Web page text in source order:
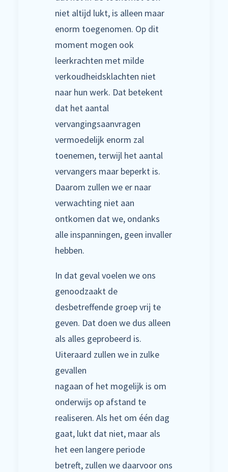
niet altijd lukt, is alleen maar
enorm toegenomen. Op dit
moment mogen ook
leerkrachten met milde
verkoudheidsklachten niet
naar hun werk. Dat betekent
dat het aantal
vervangingsaanvragen
vermoedelijk enorm zal
toenemen, terwijl het aantal
vervangers maar beperkt is.
Daarom zullen we er naar
verwachting niet aan
ontkomen dat we, ondanks
alle inspanningen, geen invaller
hebben.
In dat geval voelen we ons
genoodzaakt de
desbetreffende groep vrij te
geven. Dat doen we dus alleen
als alles geprobeerd is.
Uiteraard zullen we in zulke
gevallen
nagaan of het mogelijk is om
onderwijs op afstand te
realiseren. Als het om één dag
gaat, lukt dat niet, maar als
het een langere periode
betreft, zullen we daarvoor ons